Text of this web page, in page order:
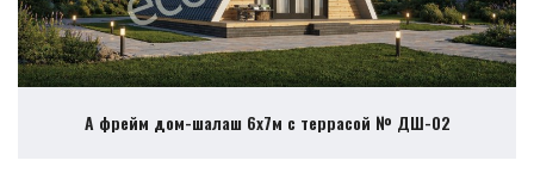
А фрейм дом-шалаш 6х7м с террасой № ДШ-02